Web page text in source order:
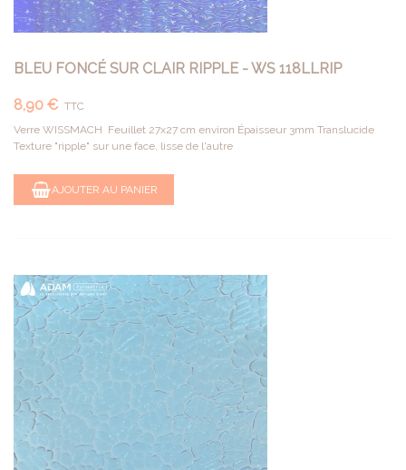
BLEU FONCÉ SUR CLAIR RIPPLE - WS 118LLRIP
8,90 € TTC
Verre WISSMACH Feuillet 27x27 cm environ Épaisseur 3mm Translucide
Texture "ripple" sur une face, lisse de l'autre
AJOUTER AU PANIER